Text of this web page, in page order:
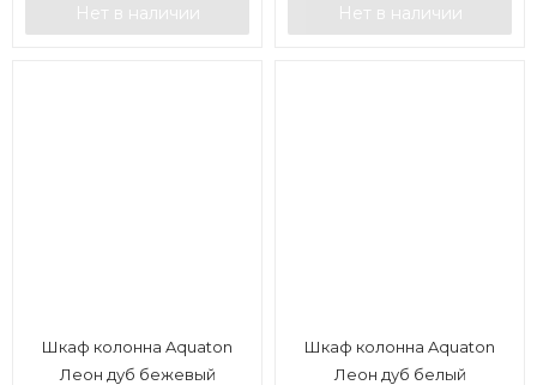
Нет в наличии Нет в наличии
Шкаф колонна Aquaton
Леон дуб бежевый
Шкаф колонна Aquaton
Леон дуб белый